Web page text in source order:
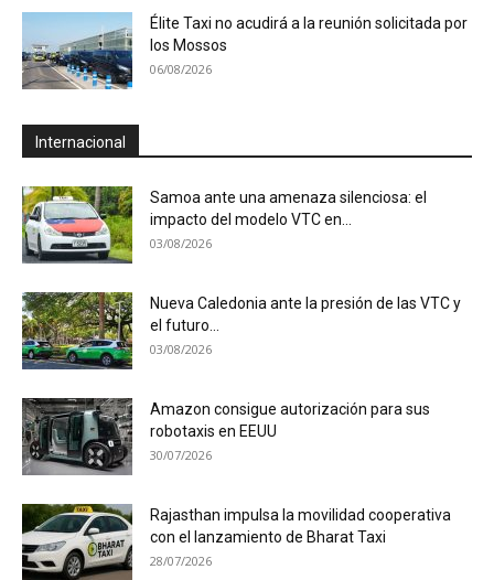
Élite Taxi no acudirá a la reunión solicitada por
los Mossos
06/08/2026
Internacional
Samoa ante una amenaza silenciosa: el
impacto del modelo VTC en...
03/08/2026
Nueva Caledonia ante la presión de las VTC y
el futuro...
03/08/2026
Amazon consigue autorización para sus
robotaxis en EEUU
30/07/2026
Rajasthan impulsa la movilidad cooperativa
con el lanzamiento de Bharat Taxi
28/07/2026